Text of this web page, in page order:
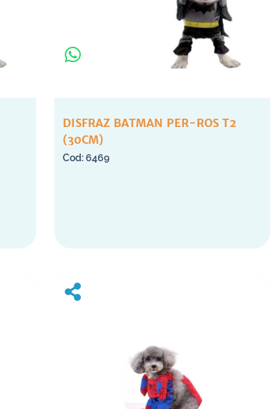
DISFRAZ BATMAN PER-ROS T2
(30CM)
6469